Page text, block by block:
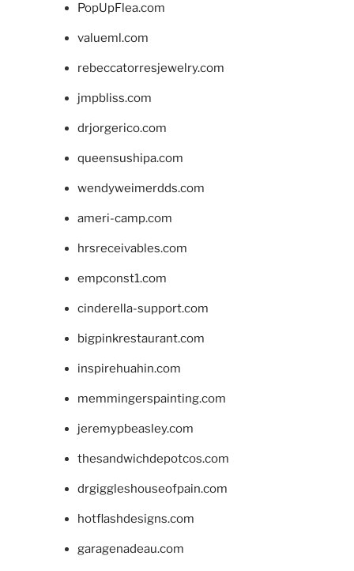
PopUpFlea.com
valueml.com
rebeccatorresjewelry.com
jmpbliss.com
drjorgerico.com
queensushipa.com
wendyweimerdds.com
ameri-camp.com
hrsreceivables.com
empconst1.com
cinderella-support.com
bigpinkrestaurant.com
inspirehuahin.com
memmingerspainting.com
jeremypbeasley.com
thesandwichdepotcos.com
drgiggleshouseofpain.com
hotflashdesigns.com
garagenadeau.com